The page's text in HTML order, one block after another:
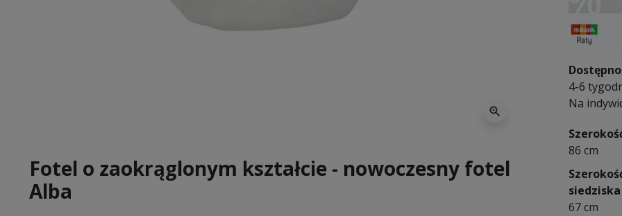
zoom_in
Fotel o zaokrąglonym kształcie - nowoczesny fotel
Alba
4-6
Na
86 cm
siedziska
67 cm